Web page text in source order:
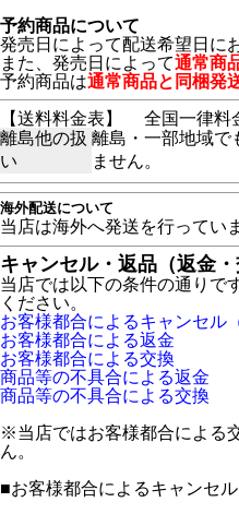
予約商品について
発売日によって配送希望日に
また、発売日によって通常商
予約商品は通常商品と同梱発
【送料料金表】
全国一律料
離島他の扱
い
離島・一部地域で
ません。
海外配送について
当店は海外へ発送を行ってい
キャンセル・返品（返金
当店では以下の条件の通りで
ください。
お客様都合によるキャンセル
お客様都合による返金
お客様都合による交換
商品等の不具合による返金
商品等の不具合による交換
※当店ではお客様都合による
ん。
■お客様都合によるキャンセル